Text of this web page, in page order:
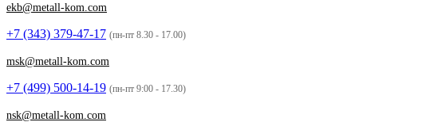
ekb@metall-kom.com
+7 (343) 379-47-17 (пн-пт 8.30 - 17.00)
msk@metall-kom.com
+7 (499) 500-14-19 (пн-пт 9:00 - 17.30)
nsk@metall-kom.com